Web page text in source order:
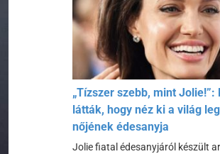
„Tízszer szebb, mint Jolie!”:
látták, hogy néz ki a világ
nőjének édesanyja
Jolie fiatal édesanyjáról készült